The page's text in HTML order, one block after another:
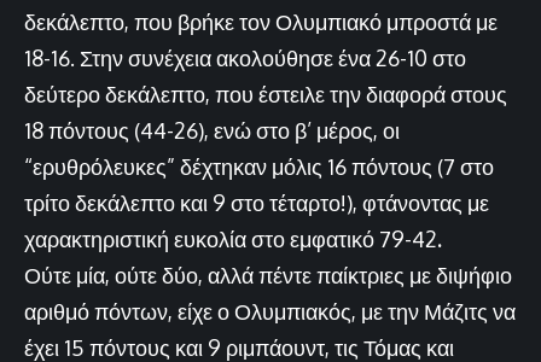
δεκάλεπτο, που βρήκε τον Ολυμπιακό μπροστά με
18-16. Στην συνέχεια ακολούθησε ένα 26-10 στο
δεύτερο δεκάλεπτο, που έστειλε την διαφορά στους
18 πόντους (44-26), ενώ στο β’ μέρος, οι
“ερυθρόλευκες” δέχτηκαν μόλις 16 πόντους (7 στο
τρίτο δεκάλεπτο και 9 στο τέταρτο!), φτάνοντας με
χαρακτηριστική ευκολία στο εμφατικό 79-42.
Ούτε μία, ούτε δύο, αλλά πέντε παίκτριες με διψήφιο
αριθμό πόντων, είχε ο Ολυμπιακός, με την Μάζιτς να
έχει 15 πόντους και 9 ριμπάουντ, τις Τόμας και